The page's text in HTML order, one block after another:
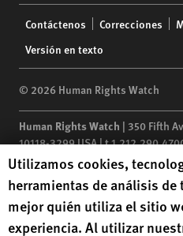
menu
Contáctenos Correcciones
Versión en texto
© 2026 Human Rights Watch
Human Rights Watch | 350 Fifth
10118-3299USA|t
Human Rights Watchis a
under EIN: 13-2875808
Human Rights Watch
Utilizamos cookies,
herramientas de análisis de
mejor quién utiliza el sitio
experiencia. Al utilizar